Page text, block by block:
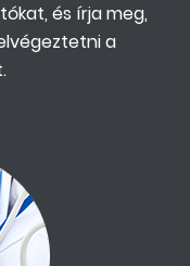
és írja meg,
a